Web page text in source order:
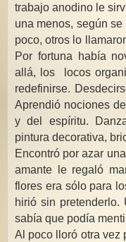
trabajo anodino le
una menos, según
poco, otros lo
Por fortuna había
allá, los locos
redefinirse.
Aprendió nociones
y del espíritu.
pintura decorativa,
Encontró por azar
amante le regaló
flores era sólo para
hirió sin
sabía que podía
Al poco lloró otra vez